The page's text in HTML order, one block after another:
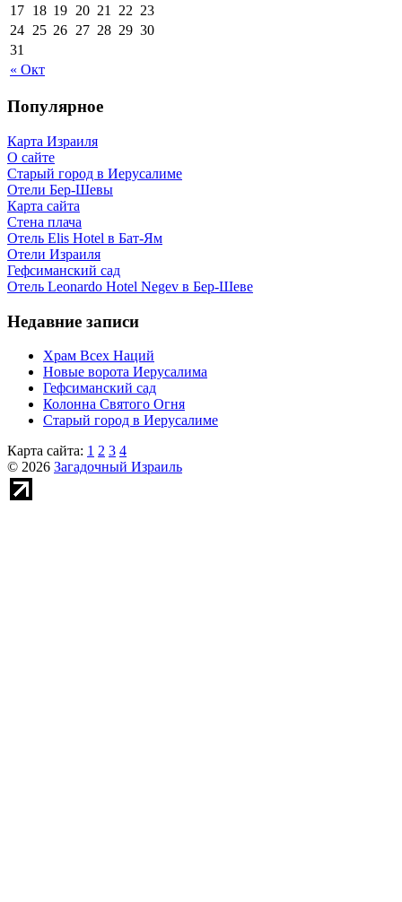
« Окт
17 18 19 20 21 22 23
24 25 26 27 28 29 30
31
Популярное
Карта Израиля
О сайте
Старый город в Иерусалиме
Отели Бер-Шевы
Карта сайта
Стена плача
Отель Elis Hotel в Бат-Ям
Отели Израиля
Гефсиманский сад
Отель Leonardo Hotel Negev в Бер-Шеве
Недавние записи
Храм Всех Наций
Новые ворота Иерусалима
Гефсиманский сад
Колонна Святого Огня
Старый город в Иерусалиме
Карта сайта: 1 2 3 4
© 2026 Загадочный Израиль